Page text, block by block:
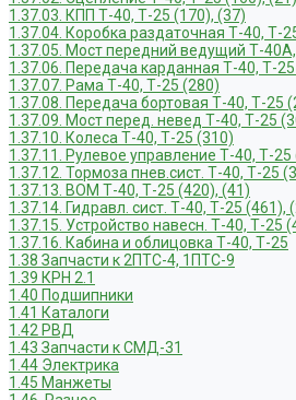
1.37.03. КПП Т-40, Т-25 (170), (37)
1.37.04. Коробка раздаточная Т-40, Т-
1.37.05. Мост передний ведущий Т-
1.37.06. Передача карданная Т-40, Т-
1.37.07. Рама Т-40, Т-25 (280)
1.37.08. Передача бортовая Т-40, Т-25
1.37.09. Мост перед. невед Т-40, Т-25
1.37.10. Колеса Т-40, Т-25 (310)
1.37.11. Рулевое управление Т-40, Т-25
1.37.12. Тормоза пнев.сист. Т-40, Т-25
1.37.13. ВОМ Т-40, Т-25 (420), (41)
1.37.14. Гидравл. сист. Т-40, Т-25 (461),
1.37.15. Устройство навесн. Т-40, Т-25
1.37.16. Кабина и облицовка Т-40, Т-25
1.38 Запчасти к 2ПТС-4, 1ПТС-9
1.39 КРН 2.1
1.40 Подшипники
1.41 Каталоги
1.42 РВД
1.43 Запчасти к СМД-31
1.44 Электрика
1.45 Манжеты